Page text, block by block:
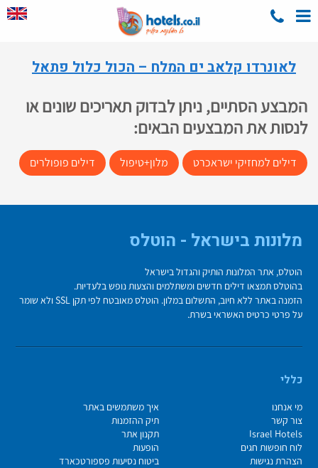
לאונרדו קלאב ים המלח – הכול כלול פתאל
המבצע הסתיים, ניתן לבדוק תאריכים שונים או
לנסות את המבצעים הבאים:
דילים למחזיקי ישראכרט מלון+טיפול דילים פופולרים
מלונות בישראל - הוטלס
הוטלס, אתר המלונות הותיק והגדול בישראל
בהוטלס תמצאו דילים חדשים ומשתלמים והצעות נופש בלעדיות.
הזמנה באתר ללא חיוב, התשלום במלון. הוטלס מאובטח לפי תקן SSL ולא שומר
על פרטי כרטיס האשראי בשרת.
כללי
מי אנחנו
איך משתמשים באתר
צור קשר
תיק ההזמנות
Israel Hotels
תקנון אתר
לוח חופשות חגים
הופעות
הצהרת נגישות
ביטוח נסיעות פספורטכארד